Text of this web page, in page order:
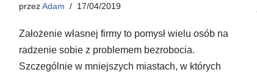
przezAdam 17/04/2019
Założenie własnej firmy to pomysł wielu osób na
radzenie sobie z problemem bezrobocia.
Szczególnie w mniejszych miastach, w których